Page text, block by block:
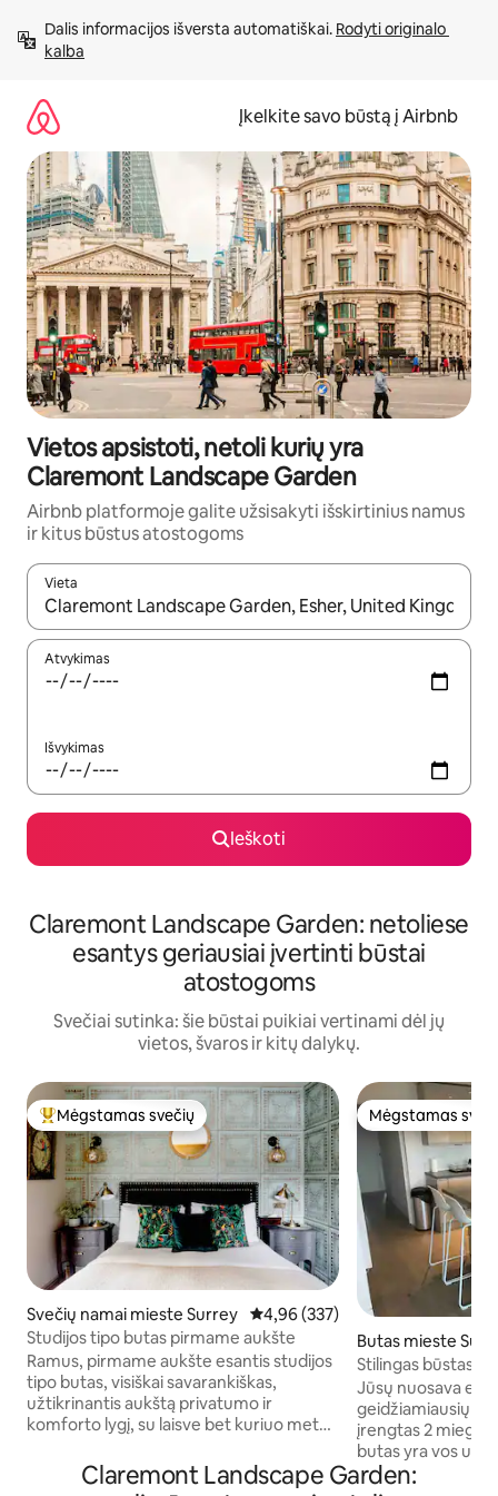
prie
turinio
Dalis informacijos išversta automatiškai. Rodyti originalo
kalba
Įkelkite savo būstą į Airbnb
Vietos apsistoti, netoli kurių yra
Claremont Landscape Garden
Airbnb platformoje galite užsisakyti išskirtinius namus
ir kitus būstus atostogoms
Vieta
Kai pasirodys paieškos rezultatai, juos naršyti galite
Atvykimas
Išvykimas
Ieškoti
Claremont Landscape Garden: netoliese
esantys geriausiai įvertinti būstai
atostogoms
Svečiai sutinka: šie būstai puikiai vertinami dėl jų
vietos, švaros ir kitų dalykų.
Svečių mėgstamiausias
Mėgstamas svečių
Svečių namai mieste Surrey Vidutinis įvertinimas: 4,96 iš 5,
4,96 (337)
Studijos tipo butas pirmame aukšte
Ramus, pirmame aukšte esantis studijos
tipo butas, visiškai savarankiškas,
užtikrinantis aukštą privatumo ir
komforto lygį, su laisve bet kuriuo metu
Įsikūręs ramiame, saugiame, lapuotame
akligatvyje Kobhame (pavadintame
Mėgstamas
Mėgstamas
Butas mieste
Stilingas būstas
miegamaisiais ir 2
Butas Ešere
Jūsų nuosava
geidžiamiausių Sario
įrengtas 2
butas yra vos už
pagrindinės
Claremont Landscape Garden: